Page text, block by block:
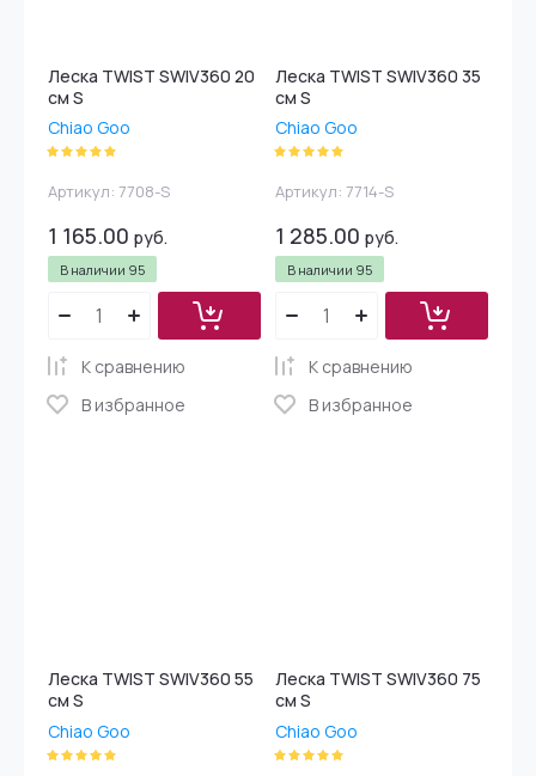
Леска TWIST SWIV360 20
см S
Chiao Goo
Артикул: 7708-S
В наличии 95
1 165.00 руб.
К сравнению
В избранное
Леска TWIST SWIV360 35
см S
Chiao Goo
Артикул: 7714-S
В наличии 95
1 285.00 руб.
К сравнению
В избранное
Леска TWIST SWIV360 55
см S
Chiao Goo
Леска TWIST SWIV360 75
см S
Chiao Goo